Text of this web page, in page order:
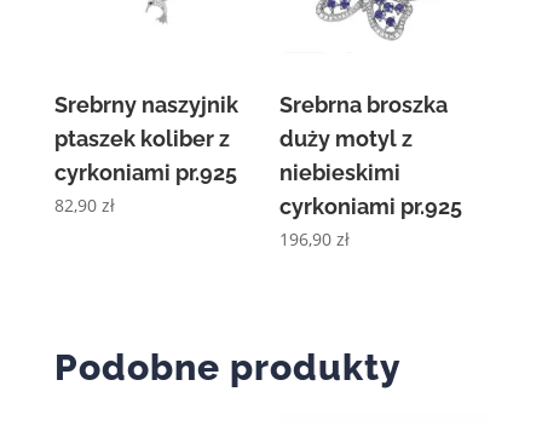
Srebrny naszyjnik
ptaszek koliber z
cyrkoniami pr.925
82,90 zł
Srebrna broszka
duży motyl z
niebieskimi
cyrkoniami pr.925
196,90zł
Podobne produkty